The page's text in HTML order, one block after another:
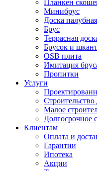
Планкен
Минибрус
Доска палубная
Брус
Террасная
Брусок и
OSB плита
Имитация
Пропитки
Услуги
Малое
Долгосрочное
Клиентам
Оплата и
Гарантии
Ипотека
Акции